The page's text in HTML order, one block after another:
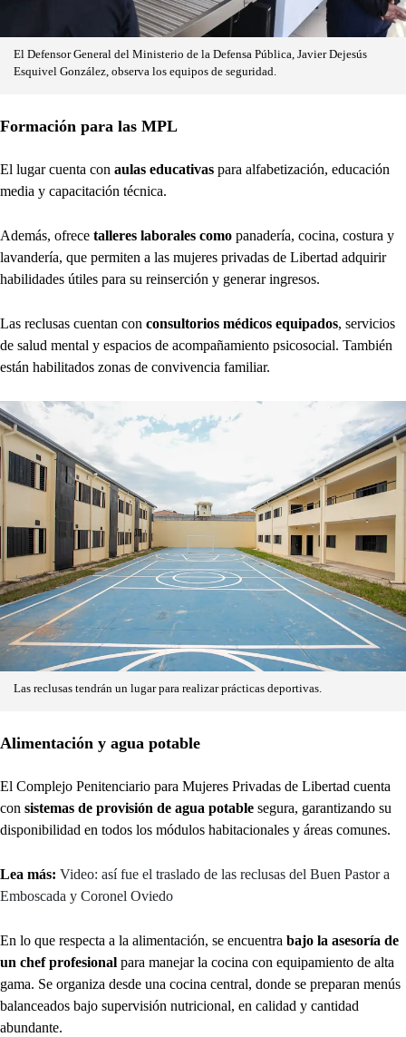
El Defensor General del Ministerio de la Defensa Pública, Javier Dejesús
Esquivel González, observa los equipos de seguridad.
Formación para las MPL
El lugar cuenta con aulas educativas para alfabetización, educación
media y capacitación técnica.
Además, ofrece talleres laborales como panadería, cocina, costura y
lavandería, que permiten a las mujeres privadas de Libertad adquirir
habilidades útiles para su reinserción y generar ingresos.
Las reclusas cuentan con consultorios médicos equipados, servicios
de salud mental y espacios de acompañamiento psicosocial. También
están habilitados zonas de convivencia familiar.
Las reclusas tendrán un lugar para realizar prácticas deportivas.
Alimentación y agua potable
El Complejo Penitenciario para Mujeres Privadas de Libertad cuenta
con sistemas de provisión de agua potable segura, garantizando su
disponibilidad en todos los módulos habitacionales y áreas comunes.
Lea más: Video: así fue el traslado de las reclusas del Buen Pastor a
Emboscada y Coronel Oviedo
En lo que respecta a la alimentación, se encuentra bajo la asesoría de
un chef profesional para manejar la cocina con equipamiento de alta
gama. Se organiza desde una cocina central, donde se preparan menús
balanceados bajo supervisión nutricional, en calidad y cantidad
abundante.